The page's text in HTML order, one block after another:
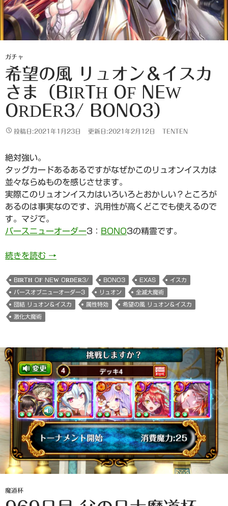
ガチャ
希望の風 リュオン＆イスカ
さま（BIRTH OF NEW
ORDER3/ BONO3）
投稿日:2021年1月23日 更新日:2021年2月12日 TENTEN
絶対強い。
タッグカードあるあるですがなぜかこのリュオンイスカは
並々ならぬものを感じさせます。
実際このリュオンイスカはいろいろとおかしい？ところが
あるのは事実なのです、汎用性が高くどこでも使えるので
す。マジで。
バースニューオーダー3： BONO3の精霊です。
続きを読む 希望の風 リュオン＆イスカさま（Birth Of
→
BIRTH OF NEW ORDER3/ BONO3 EXAS イスカ
バースオブニューオーダー3 リュオン 全滅大魔術
団結 リュオン＆イスカ 属性特効 希望の風 リュオン＆イスカ
激化大魔術
魔道杯